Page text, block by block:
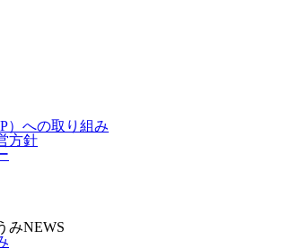
）への取り組み
方針
みNEWS